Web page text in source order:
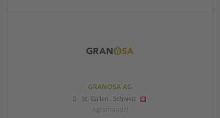
GRANOSA AG
St. Gallen , Schweiz
Agrarhandel